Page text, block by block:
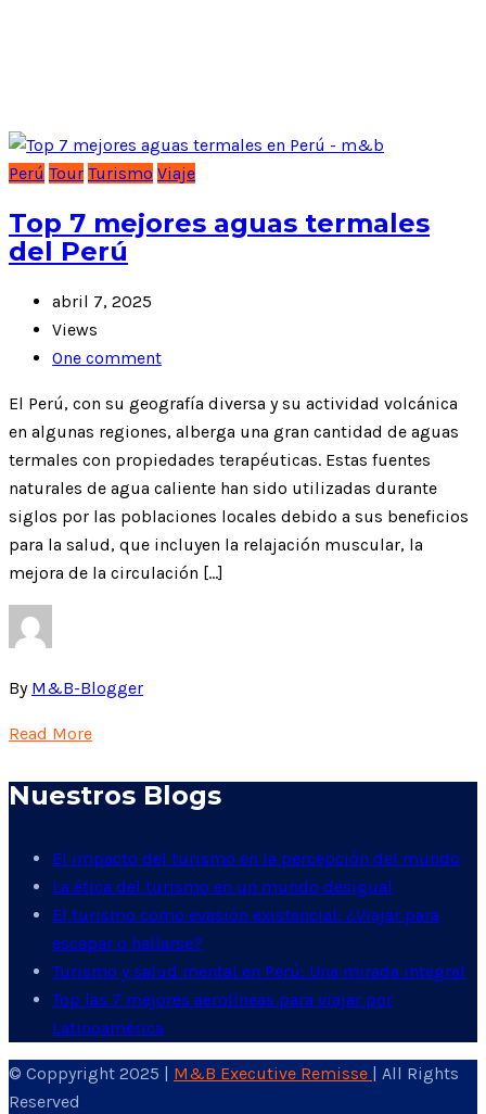
Perú Tour Turismo Viaje
Top 7 mejores aguas termales
del Perú
abril 7, 2025
Views
One comment
El Perú, con su geografía diversa y su actividad volcánica
en algunas regiones, alberga una gran cantidad de aguas
termales con propiedades terapéuticas. Estas fuentes
naturales de agua caliente han sido utilizadas durante
siglos por las poblaciones locales debido a sus beneficios
para la salud, que incluyen la relajación muscular, la
mejora de la circulación […]
By M&B-Blogger
Read More
Nuestros Blogs
El impacto del turismo en la percepción del mundo
La ética del turismo en un mundo desigual
El turismo como evasión existencial: ¿Viajar para
escapar o hallarse?
Turismo y salud mental en Perú: Una mirada integral
Top las 7 mejores aerolíneas para viajar por
Latinoamérica
© Coppyright 2025 | M&B Executive Remisse
| All Rights
Reserved